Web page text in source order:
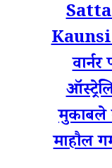
मुकाबले
माहौल